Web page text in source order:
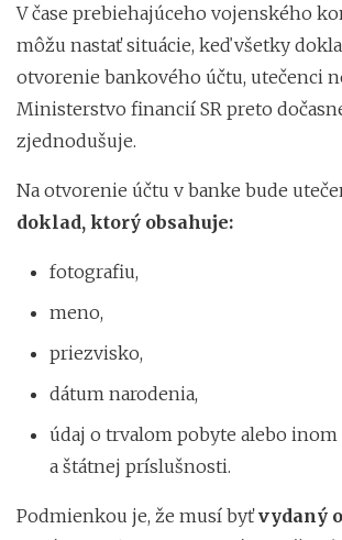
V čase prebiehajúceho vojenského
môžu nastať situácie, keď všetky
otvorenie bankového účtu, utečenci
Ministerstvo financií SR preto
zjednodušuje.
Na otvorenie účtu v banke bude
doklad, ktorý obsahuje:
fotografiu,
meno,
priezvisko,
dátum narodenia,
údaj o trvalom pobyte alebo inom
a štátnej príslušnosti.
Podmienkou je, že musí byťvydaný